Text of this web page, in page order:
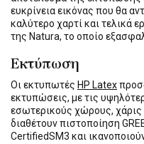
ευκρίνεια εικόνας που θα
καλύτερο χαρτί και τελικά
της Natura, το οποίο
Εκτύπωση
Οι εκτυπωτές HP Latex
εκτυπώσεις, με τις
εσωτερικούς χώρους, χάρις
διαθέτουν πιστοποίηση
CertifiedSM3 και